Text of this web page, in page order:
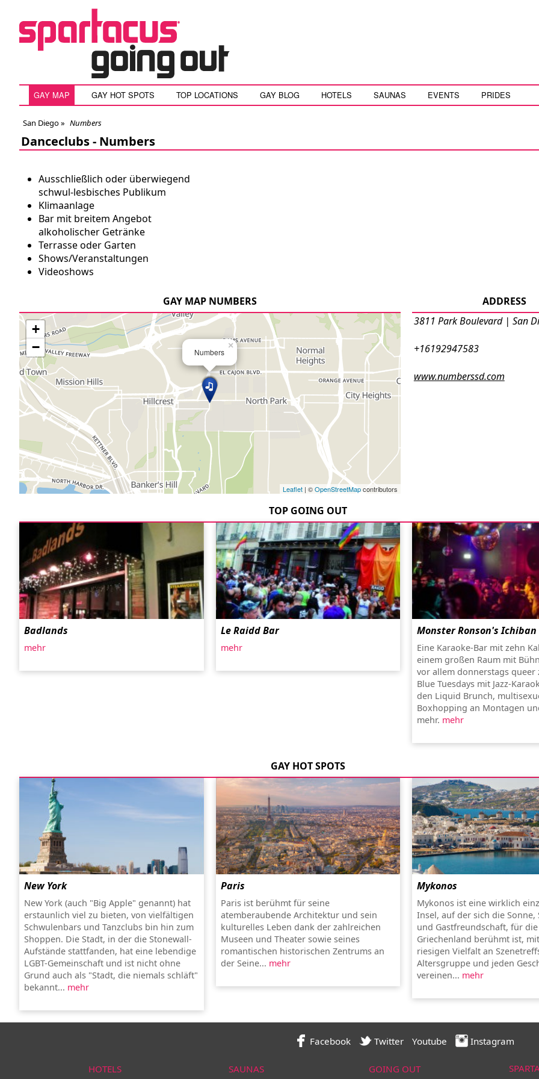
GAY MAP GAY HOT SPOTS TOP LOCATIONS GAY BLOG HOTELS SAUNAS EVENTS PRIDES
San Diego» Numbers
Danceclubs - Numbers
Ausschließlich oder überwiegend
schwul-lesbisches Publikum
Klimaanlage
Bar mit breitem Angebot
alkoholischer Getränke
Terrasse oder Garten
Shows/Veranstaltungen
Videoshows
ADDRESS
3811 Park Boulevard | San
+16192947583
www.numberssd.com
GAY MAP NUMBERS
Numbers
×
+
−
Leaflet| ©OpenStreetMapcontributors
TOP GOING OUT
Badlands
mehr
Le Raidd Bar
mehr
Monster Ronson's
Eine Karaoke-Bar mit zehn
einem großen Raum mit
vor allem donnerstags queer
Blue Tuesdays mit Jazz-
den Liquid Brunch,
Boxhopping an Montagen
mehr. mehr
GAY HOT SPOTS
New York
New York (auch "Big Apple" genannt) hat
erstaunlich viel zu bieten, von vielfältigen
Schwulenbars und Tanzclubs bin hin zum
Shoppen. Die Stadt, in der die Stonewall-
Aufstände stattfanden, hat eine lebendige
LGBT-Gemeinschaft und ist nicht ohne
Grund auch als "Stadt, die niemals schläft"
bekannt... mehr
Paris
Paris ist berühmt für seine
atemberaubende Architektur und sein
kulturelles Leben dank der zahlreichen
Museen und Theater sowie seines
romantischen historischen Zentrums an
der Seine... mehr
Mykonos
Mykonos ist eine wirklich
Insel, auf der sich die Sonne,
und Gastfreundschaft, für die
Griechenland berühmt ist,
riesigen Vielfalt an
Altersgruppe und jeden
vereinen... mehr
Facebook Twitter Youtube Instagram
HOTELS
SAUNAS
GOING OUT